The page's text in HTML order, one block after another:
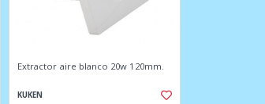
Extractor aire blanco 20w 120mm.
KUKEN